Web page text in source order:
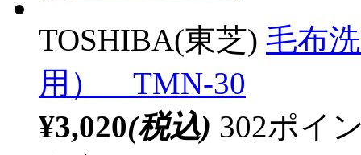
TOSHIBA(東芝) 毛布
用） TMN-30
¥3,020(税込) 302ポイ